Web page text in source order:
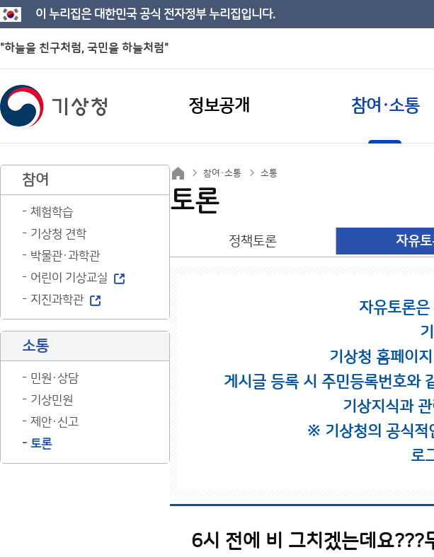
이 누리집은 대한민국 공식 전자정부 누리집입니다.
"하늘을 친구처럼, 국민을 하늘처럼"
정보공개 참여·소통
참여
체험학습
기상청 견학
박물관·과학관
어린이 기상교실
지진과학관
소통
민원·상담
기상민원
제안·신고
토론
참여·소통 소통
토론
정책토론 자유
자유토론
기상청 홈페이
게시글 등록 시 주민등록번호와
기상지식과
※ 기상청의 공식적
로
6시 전에 비 그치겠는데요???